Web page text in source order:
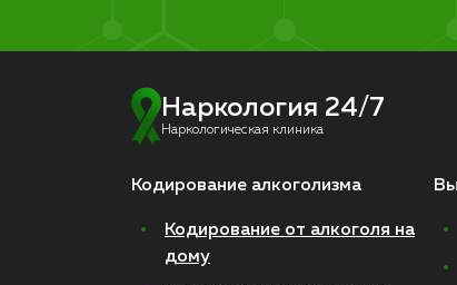
Наркология 24/7
Наркологическая клиника
Кодирование алкоголизма
Кодирование от алкоголя на
дому